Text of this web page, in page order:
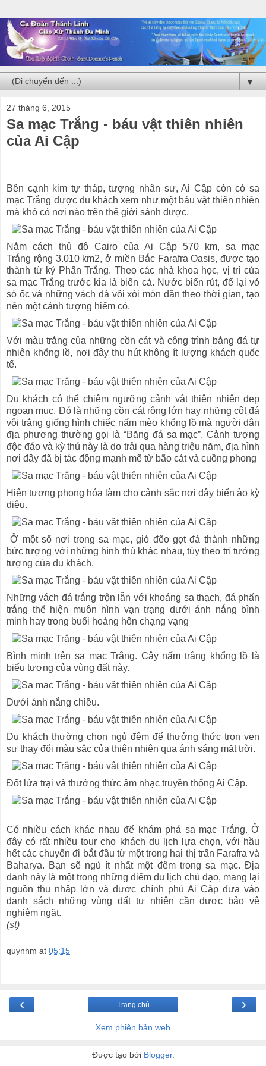
▼
27 tháng 6, 2015
Sa mạc Trắng - báu vật thiên nhiên
của Ai Cập
Bên cạnh kim tự tháp, tượng nhân sư, Ai Cập còn có sa
mạc Trắng được du khách xem như một báu vật thiên nhiên
mà khó có nơi nào trên thế giới sánh được.
Nằm cách thủ đô Cairo của Ai Cập 570 km, sa mạc
Trắng rộng 3.010 km2, ở miền Bắc Farafra Oasis, được tạo
thành từ kỷ Phấn Trắng. Theo các nhà khoa học, vị trí của
sa mạc Trắng trước kia là biển cả. Nước biển rút, để lại vỏ
sò ốc và những vách đá vôi xói mòn dần theo thời gian, tạo
nên một cảnh tượng hiếm có.
Với màu trắng của những cồn cát và công trình bằng đá tự
nhiên khổng lồ, nơi đây thu hút không ít lượng khách quốc
tế.
Du khách có thể chiêm ngưỡng cảnh vật thiên nhiên đẹp
ngoạn mục. Đó là những cồn cát rộng lớn hay những cột đá
vôi trắng giống hình chiếc nấm mèo khổng lồ mà người dân
địa phương thường gọi là “Băng đá sa mạc”. Cảnh tượng
độc đáo và kỳ thú này là do trải qua hàng triệu năm, địa hình
nơi đây đã bị tác động mạnh mẽ từ bão cát và cuồng phong
Hiện tượng phong hóa làm cho cảnh sắc nơi đây biến ảo kỳ
diệu.
Ở một số nơi trong sa mạc, gió đẽo gọt đá thành những
bức tượng với những hình thù khác nhau, tùy theo trí tưởng
tượng của du khách.
Những vách đá trắng trộn lẫn với khoáng sa thạch, đá phấn
trắng thể hiện muôn hình vạn trạng dưới ánh nắng bình
minh hay trong buổi hoàng hôn chạng vạng
Bình minh trên sa mạc Trắng. Cây nấm trắng khổng lồ là
biểu tượng của vùng đất này.
Dưới ánh nắng chiều.
Du khách thường chọn ngủ đêm để thưởng thức trọn vẹn
sự thay đổi màu sắc của thiên nhiên qua ánh sáng mặt trời.
Đốt lửa trại và thưởng thức âm nhạc truyền thống Ai Cập.
Có nhiều cách khác nhau để khám phá sa mạc Trắng. Ở
đây có rất nhiều tour cho khách du lịch lựa chọn, với hầu
hết các chuyến đi bắt đầu từ một trong hai thị trấn Farafra và
Baharya. Bạn sẽ ngủ ít nhất một đêm trong sa mạc. Địa
danh này là một trong những điểm du lịch chủ đạo, mang lại
nguồn thu nhập lớn và được chính phủ Ai Cập đưa vào
danh sách những vùng đất tự nhiên cần được bảo vệ
nghiêm ngặt.
(st)
quynhm at 05:15
‹ ›
Trang chủ
Xem phiên bản web
Được tạo bởi Blogger.